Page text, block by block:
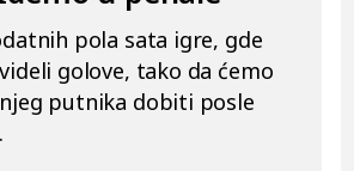
pola sata igre, gde
golove, tako da ćemo
putnika dobiti posle